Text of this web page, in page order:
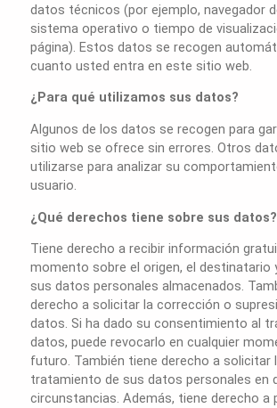
datos técnicos (por ejemplo, navegador
sistema operativo o tiempo de
página). Estos datos se recogen
cuanto usted entra en este sitio web.
¿Para qué utilizamos sus datos?
Algunos de los datos se recogen para
sitio web se ofrece sin errores. Otros
utilizarse para analizar su
usuario.
¿Qué derechos tiene sobre sus datos?
Tiene derecho a recibir información
momento sobre el origen, el destinatario
sus datos personales almacenados.
derecho a solicitar la corrección o
datos. Si ha dado su consentimiento al
datos, puede revocarlo en cualquier
futuro. También tiene derecho a solicitar
tratamiento de sus datos personales en
circunstancias. Además, tiene derecho a